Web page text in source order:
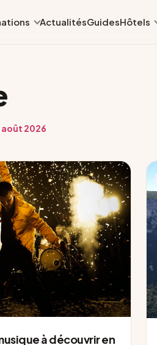
ActualitésGuidesHôtels
août 2026
à découvrir en